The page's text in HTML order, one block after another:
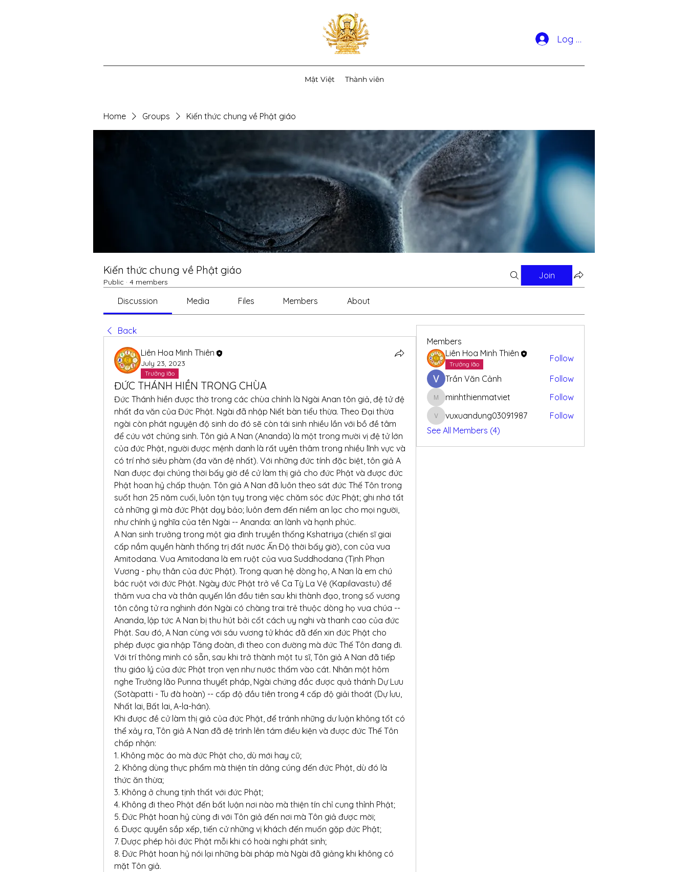
Log In
Mật Việt Thành viên
Home Groups Kiến thức chung về Phật giáo
Kiến thức chung về Phật giáo
Public · 4 members
Join
Discussion Media Files Members About
Back
Liên Hoa Minh Thiên
July 23, 2023
Trưởng lão
ĐỨC THÁNH HIỀN TRONG CHÙA
Đức Thánh hiền được thờ trong các chùa chính là Ngài Anan tôn giả, đệ tử đệ
nhất đa văn của Đức Phật. Ngài đã nhập Niết bàn tiểu thừa. Theo Đại thừa
ngài còn phát nguyện độ sinh do đó sẽ còn tái sinh nhiều lần với bồ đề tâm
để cứu vớt chúng sinh. Tôn giả A Nan (Ananda) là một trong mười vị đệ tử lớn
của đức Phật, người được mệnh danh là rất uyên thâm trong nhiều lĩnh vực và
có trí nhớ siêu phàm (đa văn đệ nhất). Với những đức tính đặc biệt, tôn giả A
Nan được đại chúng thời bấy giờ đề cử làm thị giả cho đức Phật và được đức
Phật hoan hỷ chấp thuận. Tôn giả A Nan đã luôn theo sát đức Thế Tôn trong
suốt hơn 25 năm cuối, luôn tận tụy trong việc chăm sóc đức Phật; ghi nhớ tất
cả những gì mà đức Phật dạy bảo; luôn đem đến niềm an lạc cho mọi người,
như chính ý nghĩa của tên Ngài -- Ananda: an lành và hạnh phúc.
A Nan sinh trưởng trong một gia đình truyền thống Kshatriya (chiến sĩ giai
cấp nắm quyền hành thống trị đất nước Ấn Ðộ thời bấy giờ), con của vua
Amitodana. Vua Amitodana là em ruột của vua Suddhodana (Tịnh Phạn
Vương - phụ thân của đức Phật). Trong quan hệ dòng họ, A Nan là em chú
bác ruột với đức Phật. Ngày đức Phật trở về Ca Tỳ La Vệ (Kapilavastu) để
thăm vua cha và thân quyến lần đầu tiên sau khi thành đạo, trong số vương
tôn công tử ra nghinh đón Ngài có chàng trai trẻ thuộc dòng họ vua chúa --
Ananda, lập tức A Nan bị thu hút bởi cốt cách uy nghi và thanh cao của đức
Phật. Sau đó, A Nan cùng với sáu vương tử khác đã đến xin đức Phật cho
phép được gia nhập Tăng đoàn, đi theo con đường mà đức Thế Tôn đang đi.
Với trí thông minh có sẵn, sau khi trở thành một tu sĩ, Tôn giả A Nan đã tiếp
thu giáo lý của đức Phật trọn vẹn như nước thấm vào cát. Nhân một hôm
nghe Trưởng lão Punna thuyết pháp, Ngài chứng đắc được quả thánh Dự Lưu
(Sotàpatti - Tu đà hoàn) -- cấp độ đầu tiên trong 4 cấp độ giải thoát (Dự lưu,
Nhất lai, Bất lai, A-la-hán).
Khi được đề cử làm thị giả của đức Phật, để tránh những dư luận không tốt có
thể xảy ra, Tôn giả A Nan đã đệ trình lên tám điều kiện và được đức Thế Tôn
chấp nhận:
1. Không mặc áo mà đức Phật cho, dù mới hay cũ;
2. Không dùng thực phẩm mà thiện tín dâng cúng đến đức Phật, dù đó là
thức ăn thừa;
3. Không ở chung tịnh thất với đức Phật;
4. Không đi theo Phật đến bất luận nơi nào mà thiện tín chỉ cung thỉnh Phật;
5. Ðức Phật hoan hỷ cùng đi với Tôn giả đến nơi mà Tôn giả được mời;
6. Ðược quyền sắp xếp, tiến cử những vị khách đến muốn gặp đức Phật;
7. Ðược phép hỏi đức Phật mỗi khi có hoài nghi phát sinh;
8. Ðức Phật hoan hỷ nói lại những bài pháp mà Ngài đã giảng khi không có
mặt Tôn giả.
Members
Liên Hoa Minh Thiên
Trưởng lão
Follow
Trần Văn Cảnh
Follow
minhthienmatviet
minhthienmatviet Follow
vuxuandung03091987
vuxuandung03091987
Follow
See All Members (4)